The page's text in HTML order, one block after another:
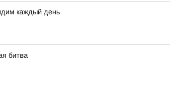
каждый день
битва